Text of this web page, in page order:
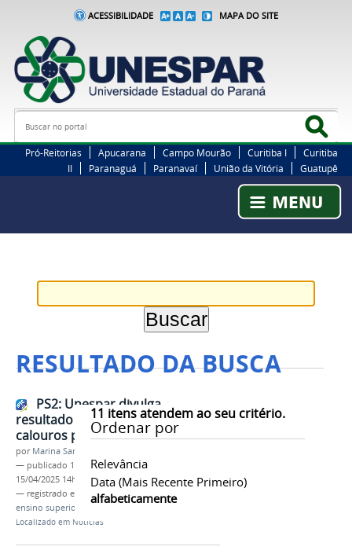
ACESSIBILIDADE MAPA DO SITE
Busca
Pró-Reitorias Apucarana Campo Mourão Curitiba I
Curitiba
II
Paranaguá Paranavaí União da Vitória Guatupê
RESULTADO DA BUSCA
11 itens atendem ao seu critério.
Ordenar por
Relevância
Data (mais Recente Primeiro)
alfabeticamente
PS2: Unespar divulga
resultado e convoca novos
calouros para matrícula
por Marina Santos Daum
— publicado 15/04/2025—última modificação
15/04/2025 14h53
— registrado em:
vestibular complementar
ensino superior
Localizado em Notícias